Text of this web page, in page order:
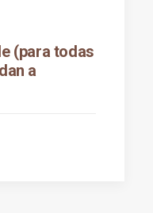
(para todas
a